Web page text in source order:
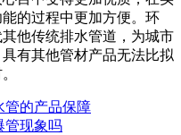
的过程中更加方便。环
他传统排水管道，为城市
有其他管材产品无法比拟
管的产品保障
管现象吗